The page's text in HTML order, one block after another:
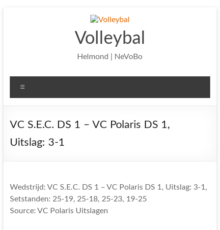
Volleybal
Helmond | NeVoBo
VC S.E.C. DS 1 – VC Polaris DS 1,
Uitslag: 3-1
Wedstrijd: VC S.E.C. DS 1 – VC Polaris DS 1, Uitslag: 3-1,
Setstanden: 25-19, 25-18, 25-23, 19-25
Source: VC Polaris Uitslagen